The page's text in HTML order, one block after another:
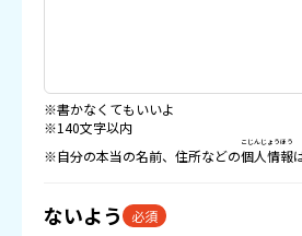
※書かなくてもいいよ
※140文字以内
※自分の本当の名前、住所などの個人情報
こじんじょうほう
ないよう 必須